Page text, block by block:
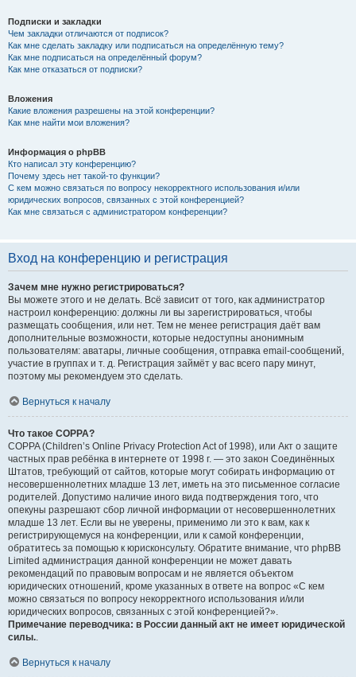
Подписки и закладки
Чем закладки отличаются от подписок?
Как мне сделать закладку или подписаться на определённую тему?
Как мне подписаться на определённый форум?
Как мне отказаться от подписки?
Вложения
Какие вложения разрешены на этой конференции?
Как мне найти мои вложения?
Информация о phpBB
Кто написал эту конференцию?
Почему здесь нет такой-то функции?
С кем можно связаться по вопросу некорректного использования и/или
юридических вопросов, связанных с этой конференцией?
Как мне связаться с администратором конференции?
Вход на конференцию и регистрация
Зачем мне нужно регистрироваться?
Вы можете этого и не делать. Всё зависит от того, как администратор
настроил конференцию: должны ли вы зарегистрироваться, чтобы
размещать сообщения, или нет. Тем не менее регистрация даёт вам
дополнительные возможности, которые недоступны анонимным
пользователям: аватары, личные сообщения, отправка email-сообщений,
участие в группах и т. д. Регистрация займёт у вас всего пару минут,
поэтому мы рекомендуем это сделать.
Вернуться к началу
Что такое COPPA?
COPPA (Children’s Online Privacy Protection Act of 1998), или Акт о защите
частных прав ребёнка в интернете от 1998 г. — это закон Соединённых
Штатов, требующий от сайтов, которые могут собирать информацию от
несовершеннолетних младше 13 лет, иметь на это письменное согласие
родителей. Допустимо наличие иного вида подтверждения того, что
опекуны разрешают сбор личной информации от несовершеннолетних
младше 13 лет. Если вы не уверены, применимо ли это к вам, как к
регистрирующемуся на конференции, или к самой конференции,
обратитесь за помощью к юрисконсульту. Обратите внимание, что phpBB
Limited администрация данной конференции не может давать
рекомендаций по правовым вопросам и не является объектом
юридических отношений, кроме указанных в ответе на вопрос «С кем
можно связаться по вопросу некорректного использования и/или
юридических вопросов, связанных с этой конференцией?».
Примечание переводчика: в России данный акт не имеет юридической
силы..
Вернуться к началу